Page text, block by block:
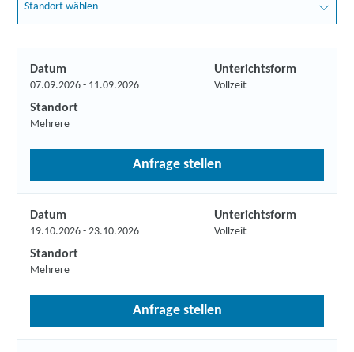
Standort wählen
Datum
07.09.2026 - 11.09.2026
Unterichtsform
Vollzeit
Standort
Mehrere
Anfrage stellen
Datum
19.10.2026 - 23.10.2026
Unterichtsform
Vollzeit
Standort
Mehrere
Anfrage stellen